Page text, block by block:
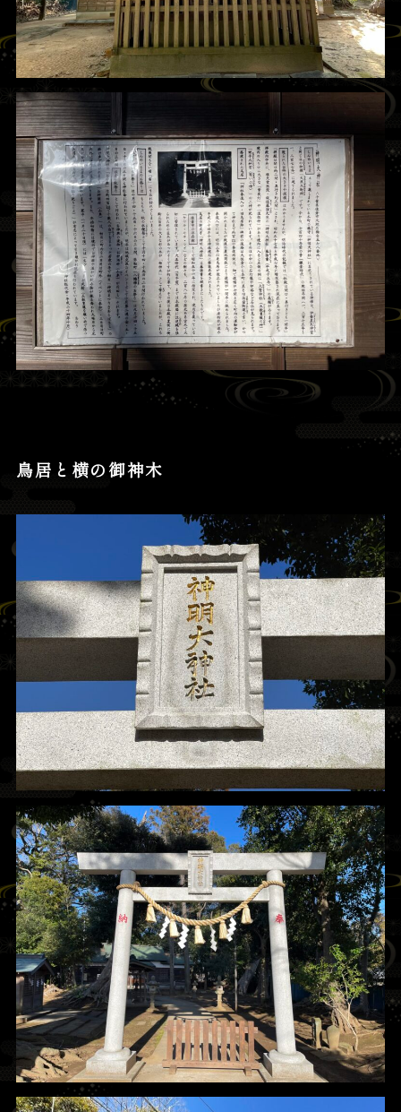
鳥居と横の御神木